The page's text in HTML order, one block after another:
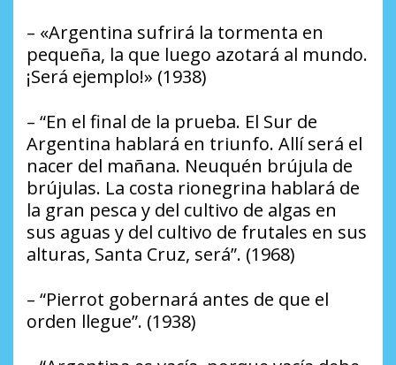
– «Argentina sufrirá la tormenta en
pequeña, la que luego azotará al mundo.
¡Será ejemplo!» (1938)
– “En el final de la prueba. El Sur de
Argentina hablará en triunfo. Allí será el
nacer del mañana. Neuquén brújula de
brújulas. La costa rionegrina hablará de
la gran pesca y del cultivo de algas en
sus aguas y del cultivo de frutales en sus
alturas, Santa Cruz, será”. (1968)
– “Pierrot gobernará antes de que el
orden llegue”. (1938)